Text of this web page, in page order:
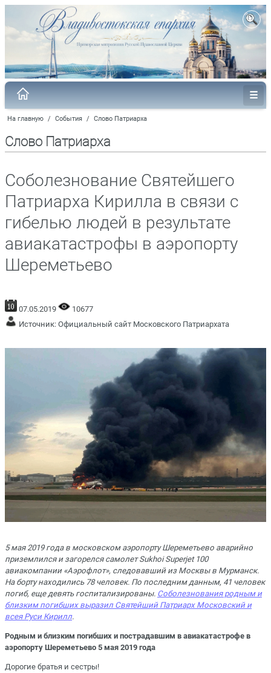
На главную / События / Слово Патриарха
Слово Патриарха
Соболезнование Святейшего
Патриарха Кирилла в связи с
гибелью людей в результате
авиакатастрофы в аэропорту
Шереметьево
07.05.2019
10677
Источник: Официальный сайт Московского Патриархата
5 мая 2019 года в московском аэропорту Шереметьево аварийно
приземлился и загорелся самолет Sukhoi Superjet 100
авиакомпании «Аэрофлот», следовавший из Москвы в Мурманск.
На борту находились 78 человек. По последним данным, 41 человек
погиб, еще девять госпитализированы. Соболезнования родным и
близким погибших выразил Святейший Патриарх Московский и
всея Руси Кирилл.
Родным и близким погибших и пострадавшим в авиакатастрофе в
аэропорту Шереметьево 5 мая 2019 года
Дорогие братья и сестры!